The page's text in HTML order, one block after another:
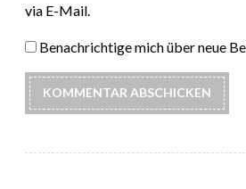
via E-Mail.
Benachrichtige mich über neue